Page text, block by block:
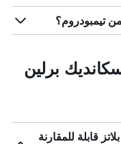
تيمبودروم؟
برلين
قابلة للمقارنة